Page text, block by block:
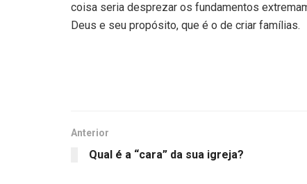
coisa seria desprezar os fundamentos
Deus e seu propósito, que é o de criar famílias.
Anterior
Qual é a “cara” da sua igreja?